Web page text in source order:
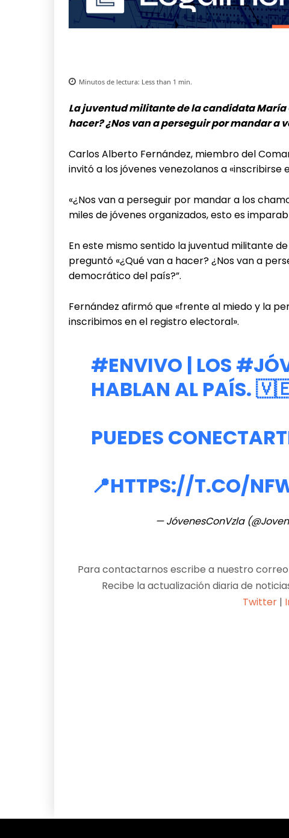
Minutos de lectura: Less than 1 min.
La juventud militante de la candidata María
hacer? ¿Nos van a perseguir por mandar a
Carlos Alberto Fernández, miembro del
invitó a los jóvenes venezolanos a
«¿Nos van a perseguir por mandar a los
miles de jóvenes organizados, esto es
En este mismo sentido la juventud militante
preguntó «¿Qué van a hacer? ¿Nos van a
democrático del país?”.
Fernández afirmó que «frente al miedo y la
inscribimos en el registro electoral».
#ENVIVO | LOS
HABLAN AL PAÍS.
PUEDES
📍HTTPS://T.CO/
— JóvenesConVzla
Para contactarnos escribe a nuestro
Recibe la actualización diaria de
Twitter |